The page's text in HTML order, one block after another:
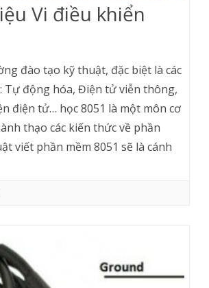
Vi điều khiển
đào tạo kỹ thuật, đặc biệt là các
Tự động hóa, Điện tử viễn thông,
điện tử… học 8051 là một môn cơ
thạo các kiến thức về phần
viết phần mềm 8051 sẽ là cánh